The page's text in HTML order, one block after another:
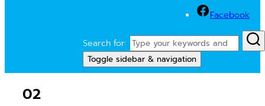
Facebook
Search for:
Toggle sidebar & navigation
02